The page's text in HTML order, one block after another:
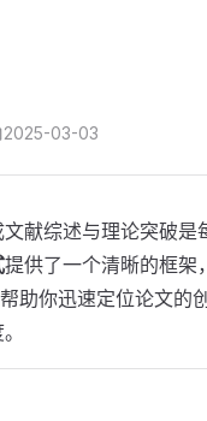
2025-03-03
献综述与理论突破是
提供了一个清晰的框架
助你迅速定位论文的